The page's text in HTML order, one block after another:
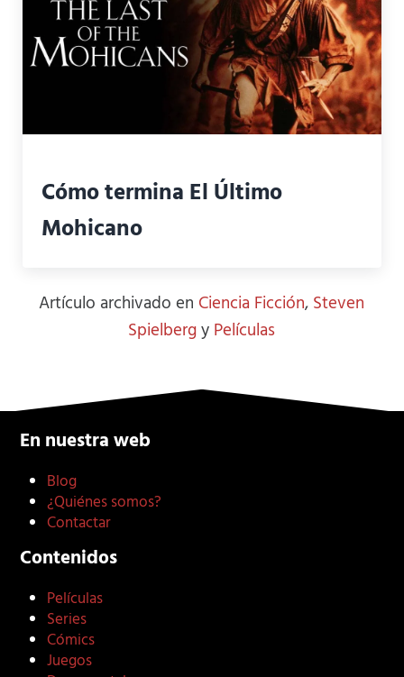
Cómo termina El Último
Mohicano
Artículo archivado en Ciencia Ficción, Steven
Spielbergy Películas
En nuestra web
Blog
¿Quiénes somos?
Contactar
Contenidos
Películas
Series
Cómics
Juegos